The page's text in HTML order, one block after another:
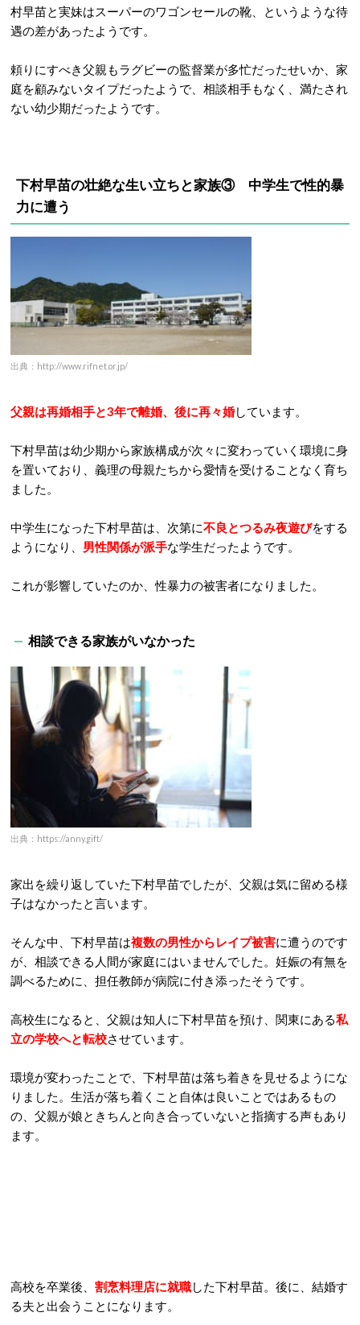
村早苗と実妹はスーパーのワゴンセールの靴、というような待
遇の差があったようです。
頼りにすべき父親もラグビーの監督業が多忙だったせいか、家
庭を顧みないタイプだったようで、相談相手もなく、満たされ
ない幼少期だったようです。
下村早苗の壮絶な生い立ちと家族③ 中学生で性的暴
力に遭う
出典：http://www.rifnet.or.jp/
父親は再婚相手と3年で離婚、後に再々婚しています。
下村早苗は幼少期から家族構成が次々に変わっていく環境に身
を置いており、義理の母親たちから愛情を受けることなく育ち
ました。
中学生になった下村早苗は、次第に不良とつるみ夜遊びをする
ようになり、 男性関係が派手な学生だったようです。
これが影響していたのか、性暴力の被害者になりました。
相談できる家族がいなかった
出典：https://anny.gift/
家出を繰り返していた下村早苗でしたが、父親は気に留める様
子はなかったと言います。
そんな中、下村早苗は複数の男性からレイプ被害に遭うのです
が、相談できる人間が家庭にはいませんでした。妊娠の有無を
調べるために、担任教師が病院に付き添ったそうです。
高校生になると、父親は知人に下村早苗を預け、関東にある私
立の学校へと転校させています。
環境が変わったことで、下村早苗は落ち着きを見せるようにな
りました。生活が落ち着くこと自体は良いことではあるもの
の、父親が娘ときちんと向き合っていないと指摘する声もあり
ます。
高校を卒業後、 割烹料理店に就職した下村早苗。後に、結婚す
る夫と出会うことになります。